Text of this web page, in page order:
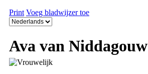
Print Voeg bladwijzer toe
Ava van Niddagouw